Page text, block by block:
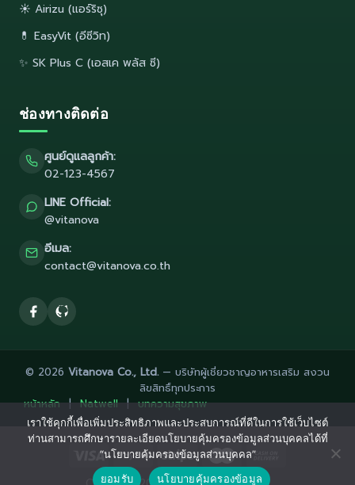
☀️ Airizu (แอร์ริซุ)
💊 EasyVit (อีซีวิท)
✨ SK Plus C (เอสเค พลัส ซี)
ช่องทางติดต่อ
ศูนย์ดูแลลูกค้า:
02-123-4567
LINE Official:
@vitanova
อีเมล:
contact@vitanova.co.th
© 2026 Vitanova Co., Ltd.— บริษัทผู้เชี่ยวชาญอาหารเสริม สงวน
ลิขสิทธิ์ทุกประการ
หน้าหลัก | Natwell | บทความสุขภาพ
เราใช้คุกกี้เพื่อเพิ่มประสิทธิภาพและประสบการณ์ที่ดีในการใช้เว็บไซต์
ท่านสามารถศึกษารายละเอียดนโยบายคุ้มครองข้อมูลส่วนบุคคลได้ที่
“นโยบายคุ้มครองข้อมูลส่วนบุคคล”
ยอมรับ
นโยบายคุ้มครองข้อมูล